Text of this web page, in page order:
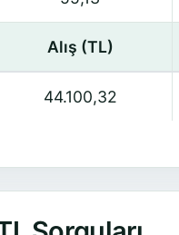
Alış (TL)
44.100,32